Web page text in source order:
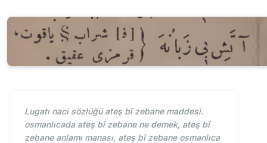
Lugatı naci sözlüğü ateş bî zebane maddesi.
osmanlıcada ateş bî zebane ne demek, ateş bî
zebane anlamı manası, ateş bî zebane osmanlıca